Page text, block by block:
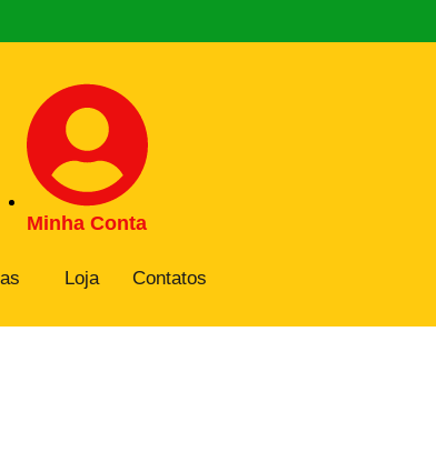
Minha Conta
Loja Contatos